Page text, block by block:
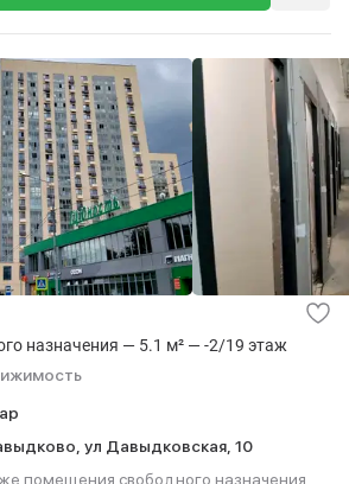
назначения — 5.1 м² — -2/19 этаж
ул Давыдковская, 10
помещения свободного назначения,